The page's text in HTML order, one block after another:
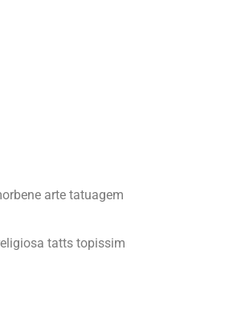
arte tatuagem
tatts topissim